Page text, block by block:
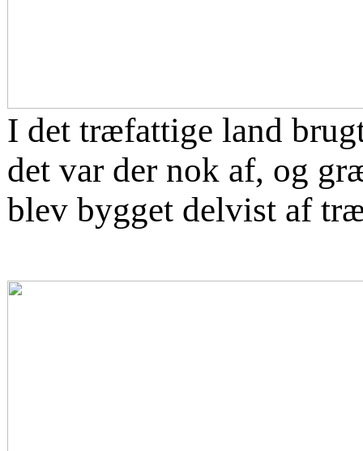
I det træfattige land
det var der nok af, og
blev bygget delvist af